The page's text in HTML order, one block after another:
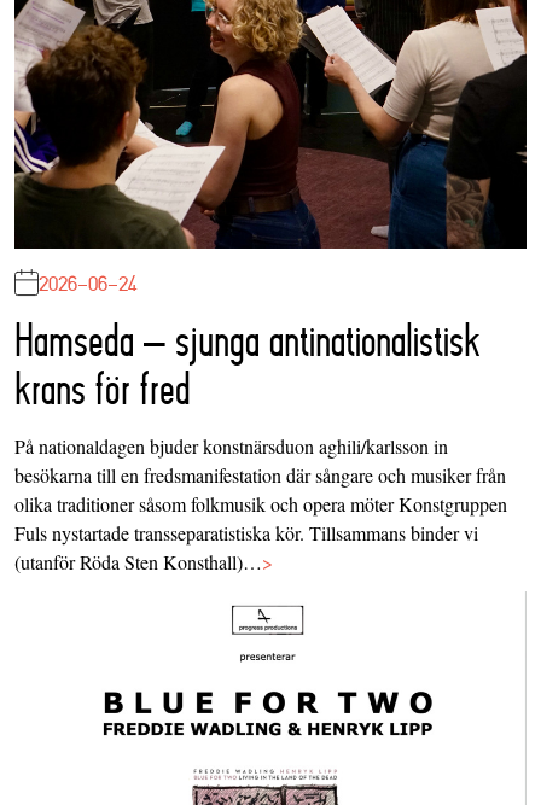
2026-06-24
Hamseda – sjunga antinationalistisk
krans för fred
På nationaldagen bjuder konstnärsduon aghili/karlsson in
besökarna till en fredsmanifestation där sångare och musiker från
olika traditioner såsom folkmusik och opera möter Konstgruppen
Fuls nystartade transseparatistiska kör. Tillsammans binder vi
(utanför Röda Sten Konsthall)…>